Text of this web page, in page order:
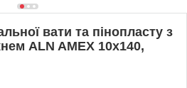
вати та пінопласту з
ALN AMEX 10х140,